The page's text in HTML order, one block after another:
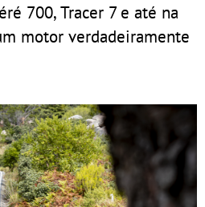
700, Tracer 7 e até na
motor verdadeiramente